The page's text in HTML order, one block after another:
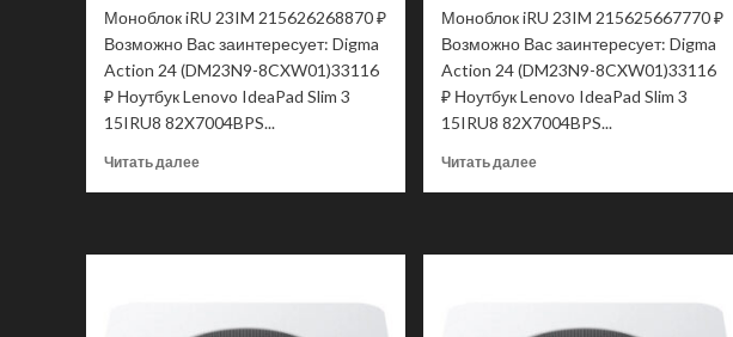
Моноблок iRU 23IM 215626268870 ₽
Возможно Вас заинтересует: Digma
Action 24 (DM23N9-8CXW01)33116
₽ Ноутбук Lenovo IdeaPad Slim 3
15IRU8 82X7004BPS...
Читать далееПрочитать
Моноблок iRU 23IM 215625667770 ₽
Возможно Вас заинтересует: Digma
Action 24 (DM23N9-8CXW01)33116
₽ Ноутбук Lenovo IdeaPad Slim 3
15IRU8 82X7004BPS...
Читать далееПрочитать